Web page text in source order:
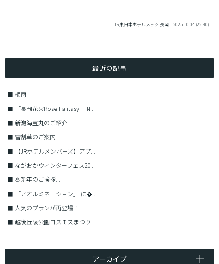
JR東日本ホテルメッツ 長岡｜2025.10.04 (22:40)
最近の記事
■ 梅雨
■
「長岡花火Rose Fantasy」IN...
■ 新潟海宝丸のご紹介
■ 雪割草のご案内
■
【JRホテルメンバーズ】アプ...
■ ながおかウィンターフェス20...
■ 🎍新年のご挨拶...
■
「アオルミネーション」 に�...
■ 人気のプランが再登場！
■ 越後丘陵公園コスモスまつり
アーカイブ